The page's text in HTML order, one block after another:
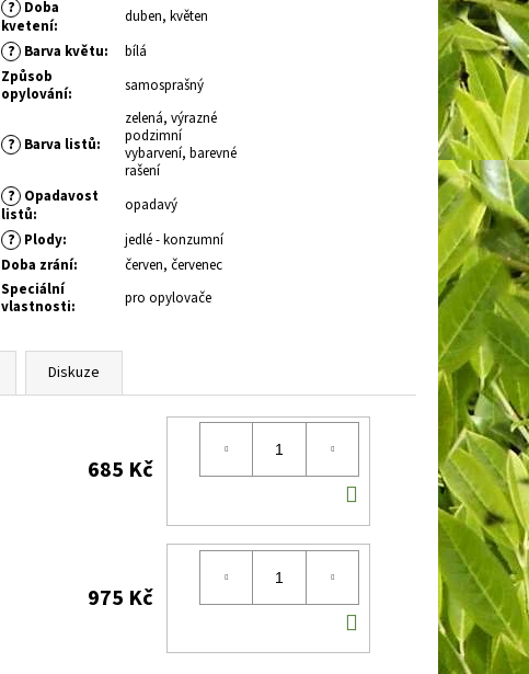
? Doba
kvetení: duben, květen
? Barva květu:
bílá
Způsob
opylování: samosprašný
? Barva listů:
zelená, výrazné
podzimní
vybarvení, barevné
rašení
? Opadavost
listů: opadavý
? Plody:
jedlé - konzumní
Doba zrání:
červen, červenec
Speciální
vlastnosti: pro opylovače
Diskuze
685 Kč
KOŠÍKU
975 Kč
KOŠÍKU